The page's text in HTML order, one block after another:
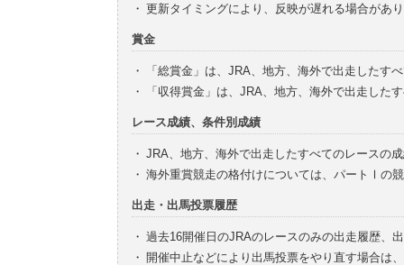
・ 更新タイミングにより、反映が遅れる場合があ
賞金
・
「総賞金」は、JRA、地方、海外で出走したす
・
「収得賞金」は、JRA、地方、海外で出走した
レース成績、条件別成績
・ JRA、地方、海外で出走したすべてのレースの
・ 海外重賞競走の格付けについては、パートⅠの
出走・出馬投票履歴
・ 過去16開催日のJRAのレースのみの出走履歴、
・ 開催中止などにより出馬投票をやり直す場合は